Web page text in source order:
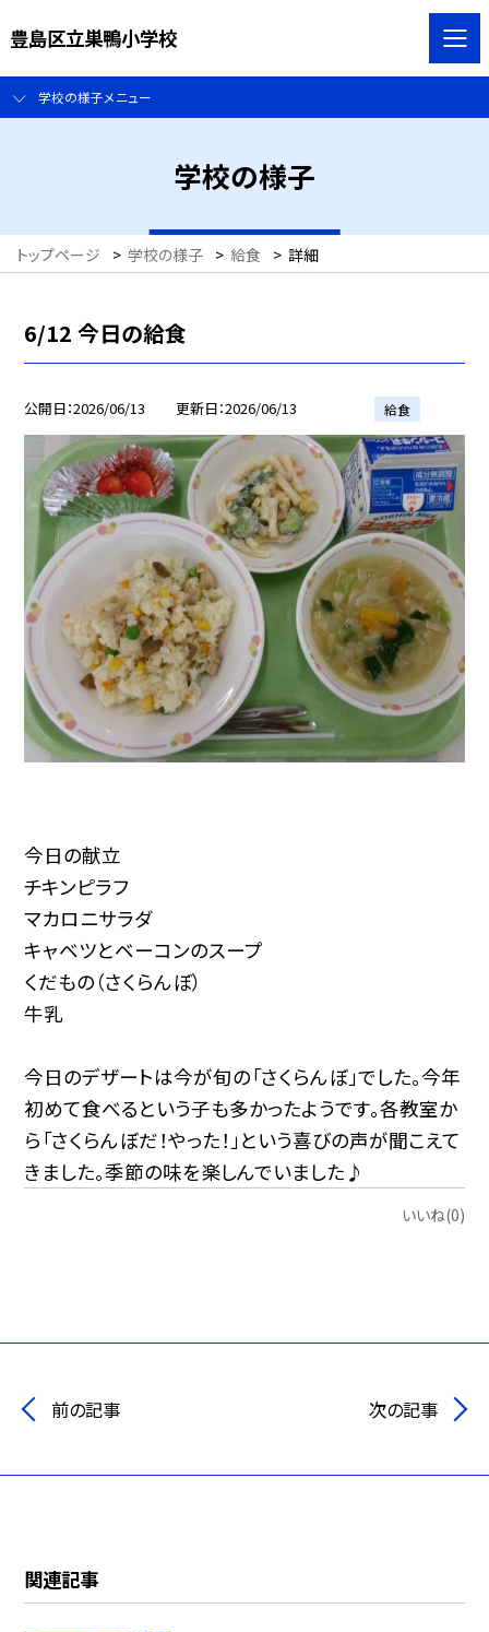
豊島区立巣鴨小学校
学校の様子メニュー
学校の様子
トップページ > 学校の様子 > 給食 > 詳細
6/12 今日の給食
公開日 2026/06/13 更新日 2026/06/13 給食
今日の献立
チキンピラフ
マカロニサラダ
キャベツとベーコンのスープ
くだもの（さくらんぼ）
牛乳
今日のデザートは今が旬の「さくらんぼ」でした。今年
初めて食べるという子も多かったようです。各教室か
ら「さくらんぼだ！やった！」という喜びの声が聞こえて
きました。季節の味を楽しんでいました♪
いいね(0)
前の記事 次の記事
関連記事